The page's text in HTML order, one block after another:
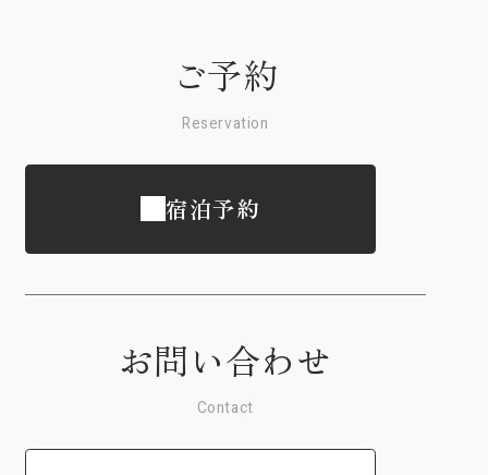
ご予約
Reservation
宿泊予約
お問い合わせ
Contact